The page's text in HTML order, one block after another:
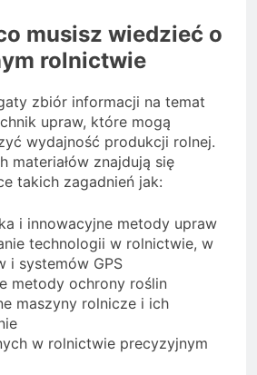
musisz wiedzieć o
rolnictwie
zbiór informacji na temat
upraw, które mogą
wydajność produkcji rolnej.
materiałów znajdują się
takich zagadnień jak:
i innowacyjne metody upraw
technologii w rolnictwie, w
i systemów GPS
metody ochrony roślin
maszyny rolnicze i ich
w rolnictwie precyzyjnym